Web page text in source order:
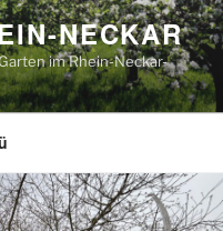
NECKAR
im Rhein-Neckar-